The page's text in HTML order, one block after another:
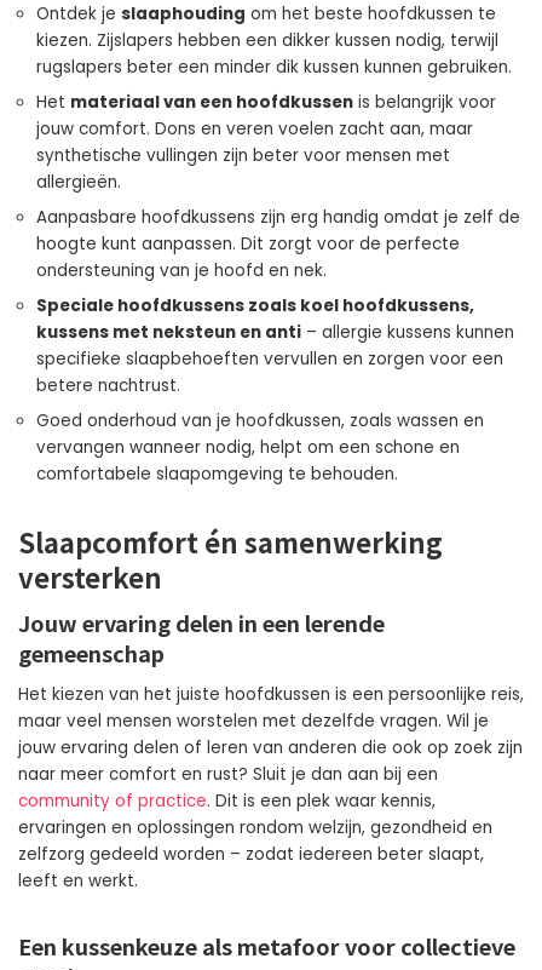
Ontdek je slaaphouding om het beste hoofdkussen te
kiezen. Zijslapers hebben een dikker kussen nodig, terwijl
rugslapers beter een minder dik kussen kunnen gebruiken.
Het materiaal van een hoofdkussen is belangrijk voor
jouw comfort. Dons en veren voelen zacht aan, maar
synthetische vullingen zijn beter voor mensen met
allergieën.
Aanpasbare hoofdkussens zijn erg handig omdat je zelf de
hoogte kunt aanpassen. Dit zorgt voor de perfecte
ondersteuning van je hoofd en nek.
Speciale hoofdkussens zoals koel hoofdkussens,
kussens met neksteun en anti – allergie kussens kunnen
specifieke slaapbehoeften vervullen en zorgen voor een
betere nachtrust.
Goed onderhoud van je hoofdkussen, zoals wassen en
vervangen wanneer nodig, helpt om een schone en
comfortabele slaapomgeving te behouden.
Slaapcomfort én samenwerking
versterken
Jouw ervaring delen in een lerende
gemeenschap
Het kiezen van het juiste hoofdkussen is een persoonlijke reis,
maar veel mensen worstelen met dezelfde vragen. Wil je
jouw ervaring delen of leren van anderen die ook op zoek zijn
naar meer comfort en rust? Sluit je dan aan bij een
community of practice. Dit is een plek waar kennis,
ervaringen en oplossingen rondom welzijn, gezondheid en
zelfzorg gedeeld worden – zodat iedereen beter slaapt,
leeft en werkt.
Een kussenkeuze als metafoor voor collectieve